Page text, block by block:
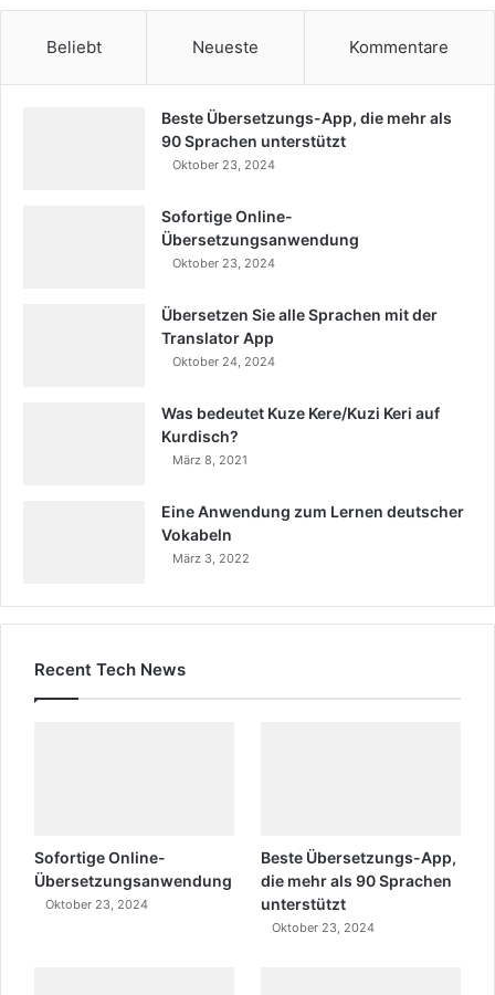
Beliebt Neueste Kommentare
Beste Übersetzungs-App, die mehr als
90 Sprachen unterstützt
Oktober 23, 2024
Sofortige Online-
Übersetzungsanwendung
Oktober 23, 2024
Übersetzen Sie alle Sprachen mit der
Translator App
Oktober 24, 2024
Was bedeutet Kuze Kere/Kuzi Keri auf
Kurdisch?
März 8, 2021
Eine Anwendung zum Lernen deutscher
Vokabeln
März 3, 2022
Recent Tech News
Sofortige Online-
Übersetzungsanwendung
Oktober 23, 2024
Beste Übersetzungs-App,
die mehr als 90 Sprachen
unterstützt
Oktober 23, 2024